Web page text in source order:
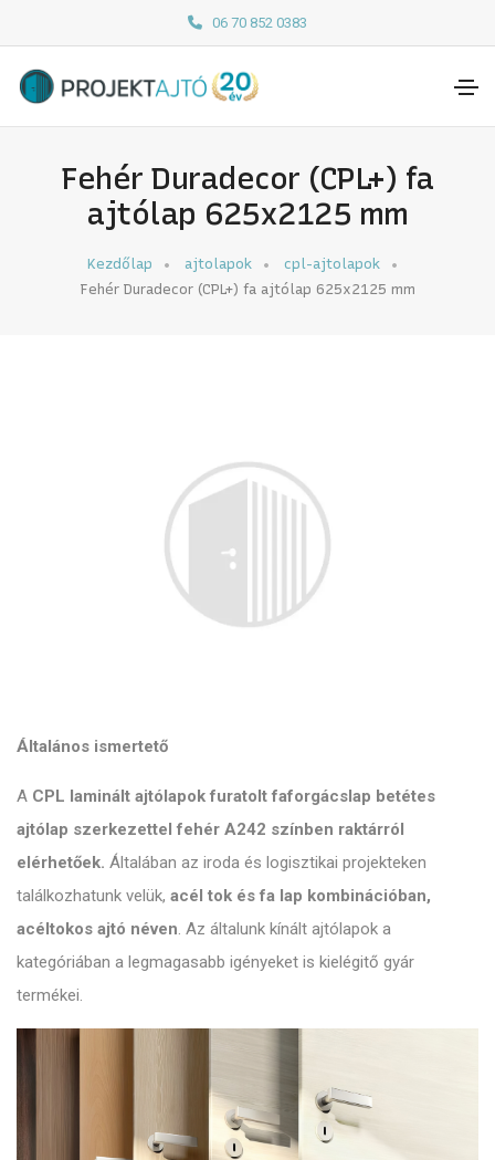
06 70 852 0383
Fehér Duradecor (CPL+) fa
ajtólap 625x2125 mm
Kezdőlap ajtolapok
cpl-ajtolapok
Fehér Duradecor (CPL+) fa ajtólap 625x2125 mm
Általános ismertető
A CPL laminált ajtólapok furatolt faforgácslap betétes
ajtólap szerkezettel fehér A242 színben raktárról
elérhetőek. Általában az iroda és logisztikai projekteken
találkozhatunk velük, acél tok és fa lap kombinációban,
acéltokos ajtó néven. Az általunk kínált ajtólapok a
kategóriában a legmagasabb igényeket is kielégitő gyár
termékei.